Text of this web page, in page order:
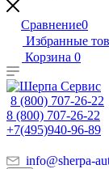
Сравнение0
Избранные
Корзина 0
8 (800) 707-26-22
8 (800) 707-26-22
+7(495)940-96-89
info@sherpa-